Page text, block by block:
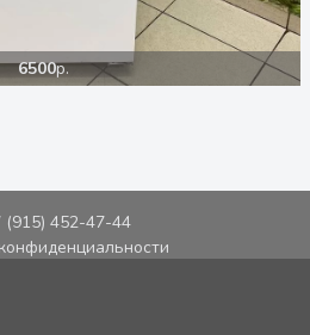
6500р.
(915) 452-47-44